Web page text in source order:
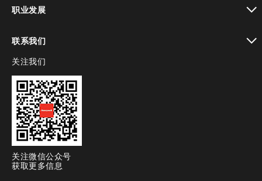
职业发展
联系我们
toggle view
关注我们
关注微信公众号
获取更多信息